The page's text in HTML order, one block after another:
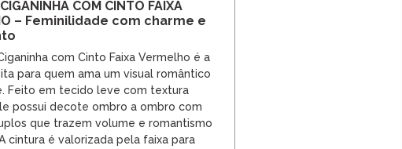
COM CINTO FAIXA
– Feminilidade com charme e
com Cinto Faixa Vermelho é a
para quem ama um visual romântico
Feito em tecido leve com textura
possui decote ombro a ombro com
que trazem volume e romantismo
cintura é valorizada pela faixa para